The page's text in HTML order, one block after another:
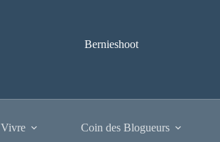
Bernieshoot
Coin des Blogueurs